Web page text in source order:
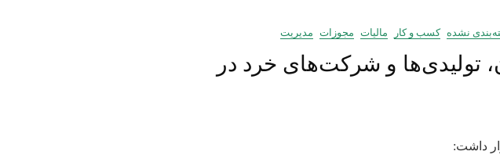
نشده کسب و کار مالیات مجوزات مدیریت
تولیدی‌ها و شرکت‌های خرد در